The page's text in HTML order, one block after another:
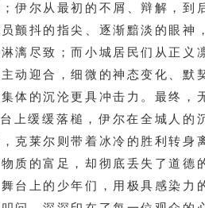
伊尔从最初的不屑、辩解，到
颤抖的指尖、逐渐黯淡的眼神
漓尽致；而小城居民们从正义
动迎合，细微的神态变化、默
体的沉沦更具冲击力。最终，
上缓缓落槌，伊尔在全城人的
克莱尔则带着冰冷的胜利转身
质的富足，却彻底丢失了道德
台上的少年们，用极具感染力